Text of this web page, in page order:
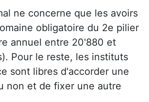
ne concerne que les avoirs
obligatoire du 2e pilier
annuel entre 20'880 et
Pour le reste, les instituts
sont libres d'accorder une
non et de fixer une autre